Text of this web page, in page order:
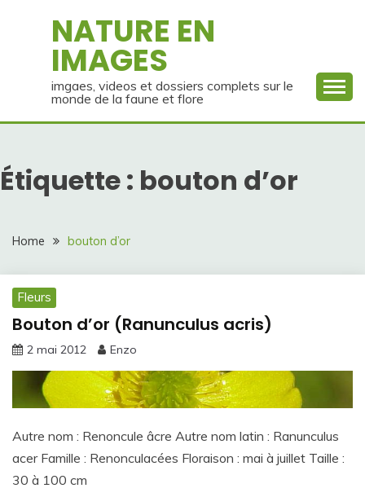
NATURE EN
IMAGES
imgaes, videos et dossiers complets sur le
monde de la faune et flore
Étiquette : bouton d’or
Home bouton d’or
Fleurs
Bouton d’or (Ranunculus acris)
2 mai 2012 Enzo
Autre nom : Renoncule âcre Autre nom latin : Ranunculus
acer Famille : Renonculacées Floraison : mai à juillet Taille :
30 à 100 cm